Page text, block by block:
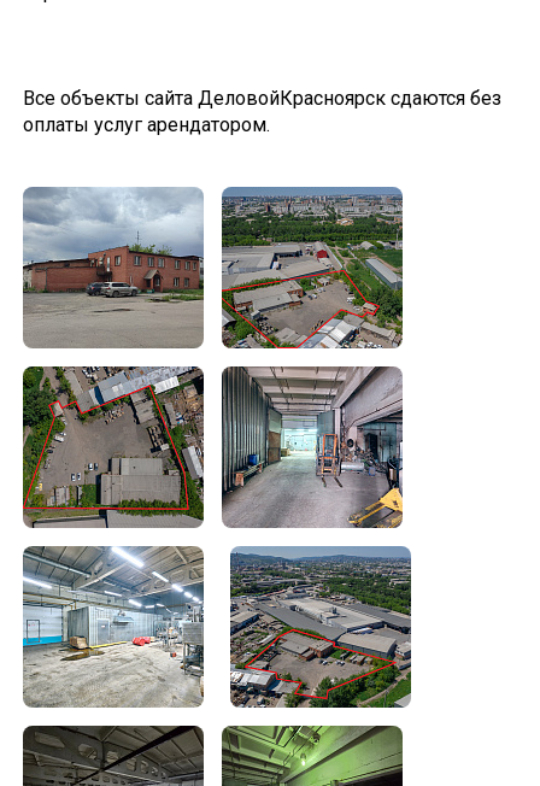
Все объекты сайта ДеловойКрасноярск сдаются без
оплаты услуг арендатором.